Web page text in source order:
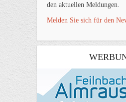
den aktuellen Meldungen.
Melden Sie sich für den